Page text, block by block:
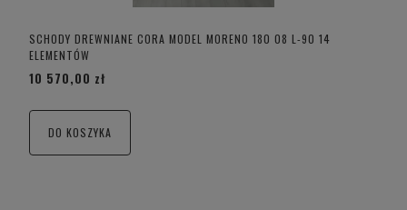
SCHODY DREWNIANE CORA MODEL MORENO 180 08 L-90 14
ELEMENTÓW
10 570,00 zł
DO KOSZYKA